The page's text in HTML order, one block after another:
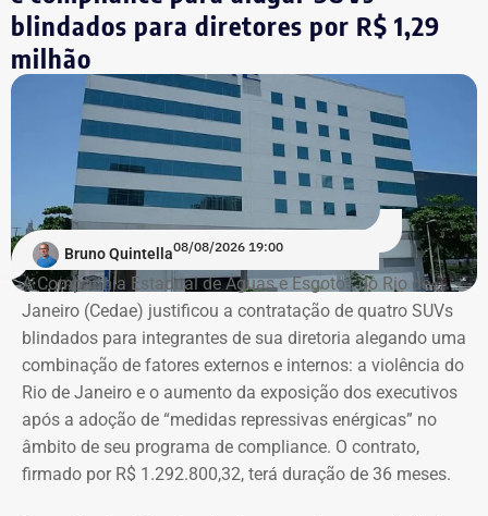
blindados para diretores por R$ 1,29
milhão
Bruno Quintella08/08/2026 19:00
A Companhia Estadual de Águas e Esgotos do Rio de
Janeiro (Cedae) justificou a contratação de quatro SUVs
blindados para integrantes de sua diretoria alegando uma
combinação de fatores externos e internos: a violência do
Rio de Janeiro e o aumento da exposição dos executivos
após a adoção de “medidas repressivas enérgicas” no
âmbito de seu programa de compliance. O contrato,
firmado por R$ 1.292.800,32, terá duração de 36 meses.